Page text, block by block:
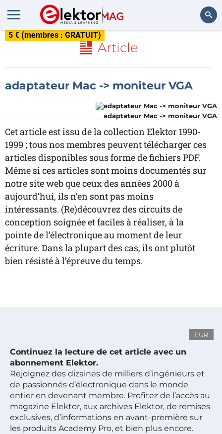
5 € (membres : GRATUIT)
Article
adaptateur Mac -> moniteur VGA
adaptateur Mac -> moniteur VGA
Cet article est issu de la collection Elektor 1990-
1999 ; tous nos membres peuvent télécharger ces
articles disponibles sous forme de fichiers PDF.
Même si ces articles sont moins documentés sur
notre site web que ceux des années 2000 à
aujourd’hui, ils n’en sont pas moins
intéressants. (Re)découvrez des circuits de
conception soignée et faciles à réaliser, à la
pointe de l’électronique au moment de leur
écriture. Dans la plupart des cas, ils ont plutôt
bien résisté à l’épreuve du temps.
EUR
Continuez la lecture de cet article avec un
abonnement Elektor.
Rejoignez des dizaines de milliers d’ingénieurs et
de passionnés d’électronique dans le monde
entier en devenant membre. Profitez de l’accès au
magazine Elektor, aux archives Elektor, de remises
exclusives, d’informations en avant-première sur
les produits Academy Pro, et bien plus encore.